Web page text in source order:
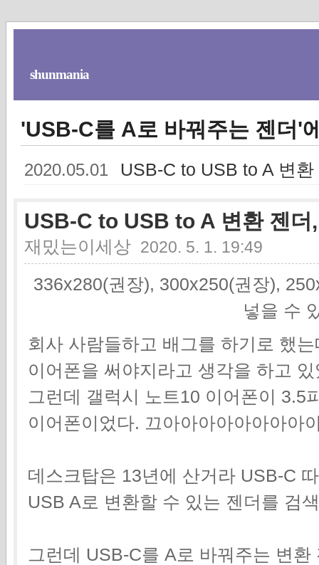
shunmania
'USB-C를 A로 바꿔주는 젠더'
2020.05.01 USB-C to USB to A 변
USB-C to USB to A 변환 젠더
재밌는이세상 2020. 5. 1. 19:49
336x280(권장), 300x250(권장),
넣을 수
회사 사람들하고 배그를 하기로 했
이어폰을 써야지라고 생각을 하고
그런데 갤럭시 노트10 이어폰이 3.5
이어폰이었다. 끄아아아아아아아아
데스크탑은 13년에 산거라 USB-C
USB A로 변환할 수 있는 젠더를 검
그런데 USB-C를 A로 바꿔주는 변